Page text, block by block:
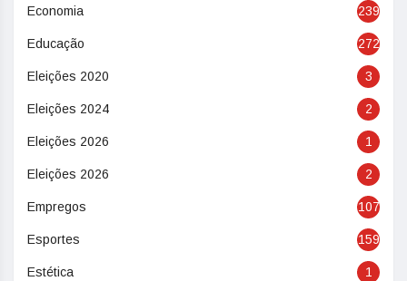
Economia 239
Educação 272
Eleições 2020 3
Eleições 2024 2
Eleições 2026 1
Eleições 2026 2
Empregos 107
Esportes 159
Estética 1